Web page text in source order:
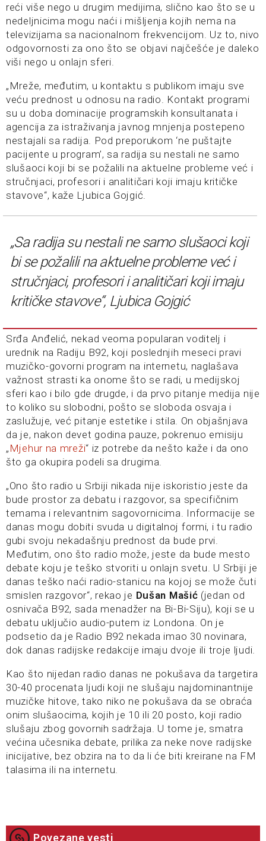
reći više nego u drugim medijima, slično kao što se u
nedeljnicima mogu naći i mišljenja kojih nema na
televizijama sa nacionalnom frekvencijom. Uz to, nivo
odgovornosti za ono što se objavi najčešće je daleko
viši nego u onlajn sferi.
„Mreže, međutim, u kontaktu s publikom imaju sve
veću prednost u odnosu na radio. Kontakt programi
su u doba dominacije programskih konsultanata i
agencija za istraživanja javnog mnjenja postepeno
nestajali sa radija. Pod preporukom ‘ne puštajte
pacijente u program’, sa radija su nestali ne samo
slušaoci koji bi se požalili na aktuelne probleme već i
stručnjaci, profesori i analitičari koji imaju kritičke
stavove“, kaže Ljubica Gojgić.
„Sa radija su nestali ne samo slušaoci koji
bi se požalili na aktuelne probleme već i
stručnjaci, profesori i analitičari koji imaju
kritičke stavove“, Ljubica Gojgić
Srđa Anđelić, nekad veoma popularan voditelj i
urednik na Radiju B92, koji poslednjih meseci pravi
muzičko-govorni program na internetu, naglašava
važnost strasti ka onome što se radi, u medijskoj
sferi kao i bilo gde drugde, i da prvo pitanje medija nije
to koliko su slobodni, pošto se sloboda osvaja i
zaslužuje, već pitanje estetike i stila. On objašnjava
da je, nakon devet godina pauze, pokrenuo emisiju
„ Mjehur na mreži“ iz potrebe da nešto kaže i da ono
što ga okupira podeli sa drugima.
„Ono što radio u Srbiji nikada nije iskoristio jeste da
bude prostor za debatu i razgovor, sa specifičnim
temama i relevantnim sagovornicima. Informacije se
danas mogu dobiti svuda u digitalnoj formi, i tu radio
gubi svoju nekadašnju prednost da bude prvi.
Međutim, ono što radio može, jeste da bude mesto
debate koju je teško stvoriti u onlajn svetu. U Srbiji je
danas teško naći radio-stanicu na kojoj se može čuti
smislen razgovor“, rekao je Dušan Mašić (jedan od
osnivača B92, sada menadžer na Bi-Bi-Siju), koji se u
debatu uključio audio-putem iz Londona. On je
podsetio da je Radio B92 nekada imao 30 novinara,
dok danas radijske redakcije imaju dvoje ili troje ljudi.
Kao što nijedan radio danas ne pokušava da targetira
30-40 procenata ljudi koji ne slušaju najdominantnije
muzičke hitove, tako niko ne pokušava da se obraća
onim slušaocima, kojih je 10 ili 20 posto, koji radio
slušaju zbog govornih sadržaja. U tome je, smatra
većina učesnika debate, prilika za neke nove radijske
inicijative, bez obzira na to da li će biti kreirane na FM
talasima ili na internetu.
Povezane vesti